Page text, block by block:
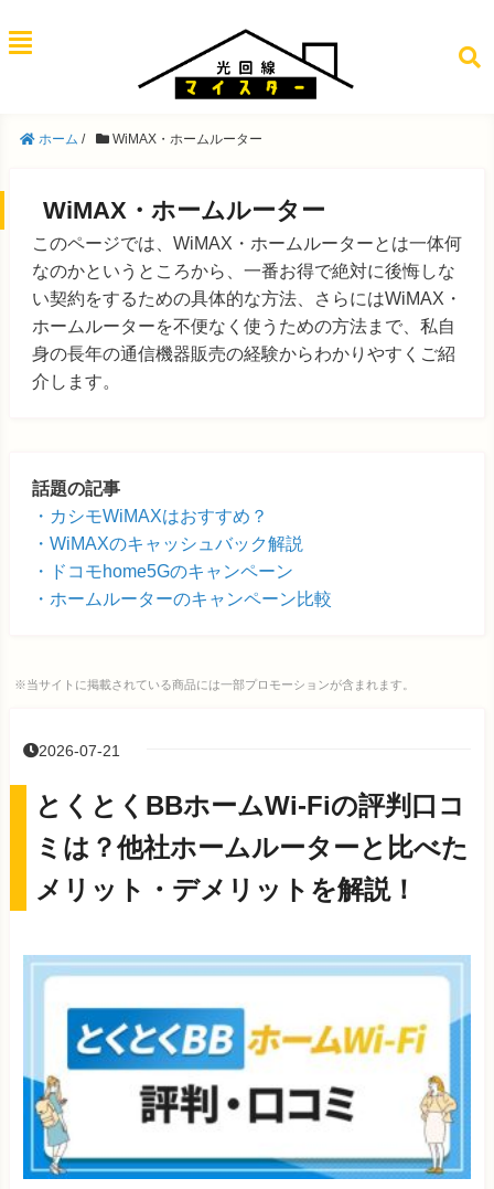
ホーム / WiMAX・ホームルーター
WiMAX・ホームルーター
このページでは、WiMAX・ホームルーターとは一体何
なのかというところから、一番お得で絶対に後悔しな
い契約をするための具体的な方法、さらにはWiMAX・
ホームルーターを不便なく使うための方法まで、私自
身の長年の通信機器販売の経験からわかりやすくご紹
介します。
話題の記事
カシモWiMAXはおすすめ？
WiMAXのキャッシュバック解説
ドコモhome5Gのキャンペーン
ホームルーターのキャンペーン比較
※当サイトに掲載されている商品には一部プロモーションが含まれます。
2026-07-21
とくとくBBホームWi-Fiの評判口コ
ミは？他社ホームルーターと比べた
メリット・デメリットを解説！